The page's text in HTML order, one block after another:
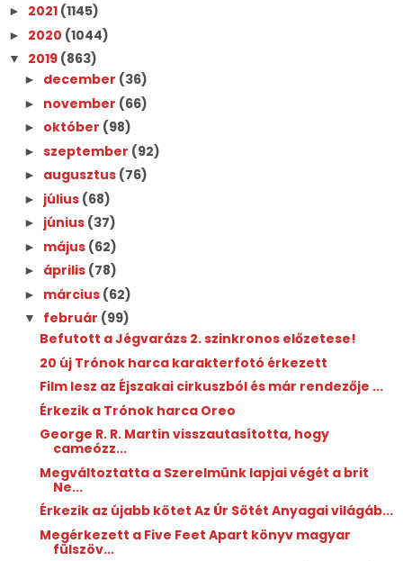
► 2021 (1145)
► 2020 (1044)
▼ 2019 (863)
► december (36)
► november (66)
► október (98)
► szeptember (92)
► augusztus (76)
► július (68)
► június (37)
► május (62)
► április (78)
► március (62)
▼ február (99)
Befutott a Jégvarázs 2. szinkronos előzetese!
20 új Trónok harca karakterfotó érkezett
Film lesz az Éjszakai cirkuszból és már rendezője ...
Érkezik a Trónok harca Oreo
George R. R. Martin visszautasította, hogy
cameózz...
Megváltoztatta a Szerelmünk lapjai végét a brit
Ne...
Érkezik az újabb kötet Az Úr Sötét Anyagai világáb...
Megérkezett a Five Feet Apart könyv magyar
fülszöv...